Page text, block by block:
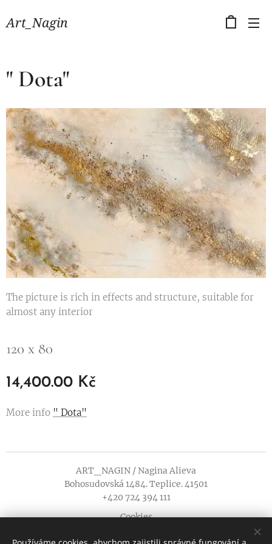
Art_Nagin
" Dota"
The picture is rich in effects and structure, suitable for
almost any interior
120 x 80
14,400.00 Kč
More info " Dota"
ART_NAGIN / Nagina Alieva
Bohosudovská 1484. Teplice. 41501
+420 724 394 111
Cookies